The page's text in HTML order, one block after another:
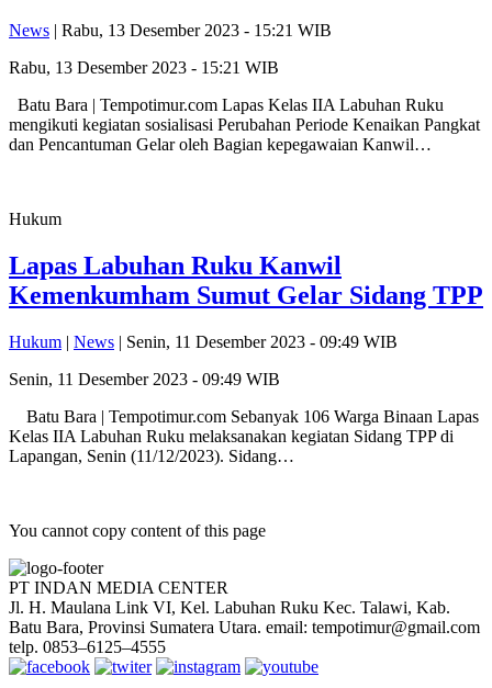
News | Rabu, 13 Desember 2023 - 15:21 WIB
Rabu, 13 Desember 2023 - 15:21 WIB
Batu Bara | Tempotimur.com Lapas Kelas IIA Labuhan Ruku
mengikuti kegiatan sosialisasi Perubahan Periode Kenaikan Pangkat
dan Pencantuman Gelar oleh Bagian kepegawaian Kanwil…
Hukum
Lapas Labuhan Ruku Kanwil
Kemenkumham Sumut Gelar Sidang TPP
Hukum | News | Senin, 11 Desember 2023 - 09:49 WIB
Senin, 11 Desember 2023 - 09:49 WIB
Batu Bara | Tempotimur.com Sebanyak 106 Warga Binaan Lapas
Kelas IIA Labuhan Ruku melaksanakan kegiatan Sidang TPP di
Lapangan, Senin (11/12/2023). Sidang…
You cannot copy content of this page
PT INDAN MEDIA CENTER
Jl. H. Maulana Link VI, Kel. Labuhan Ruku Kec. Talawi, Kab.
Batu Bara, Provinsi Sumatera Utara. email: tempotimur@gmail.com
telp. 0853–6125–4555